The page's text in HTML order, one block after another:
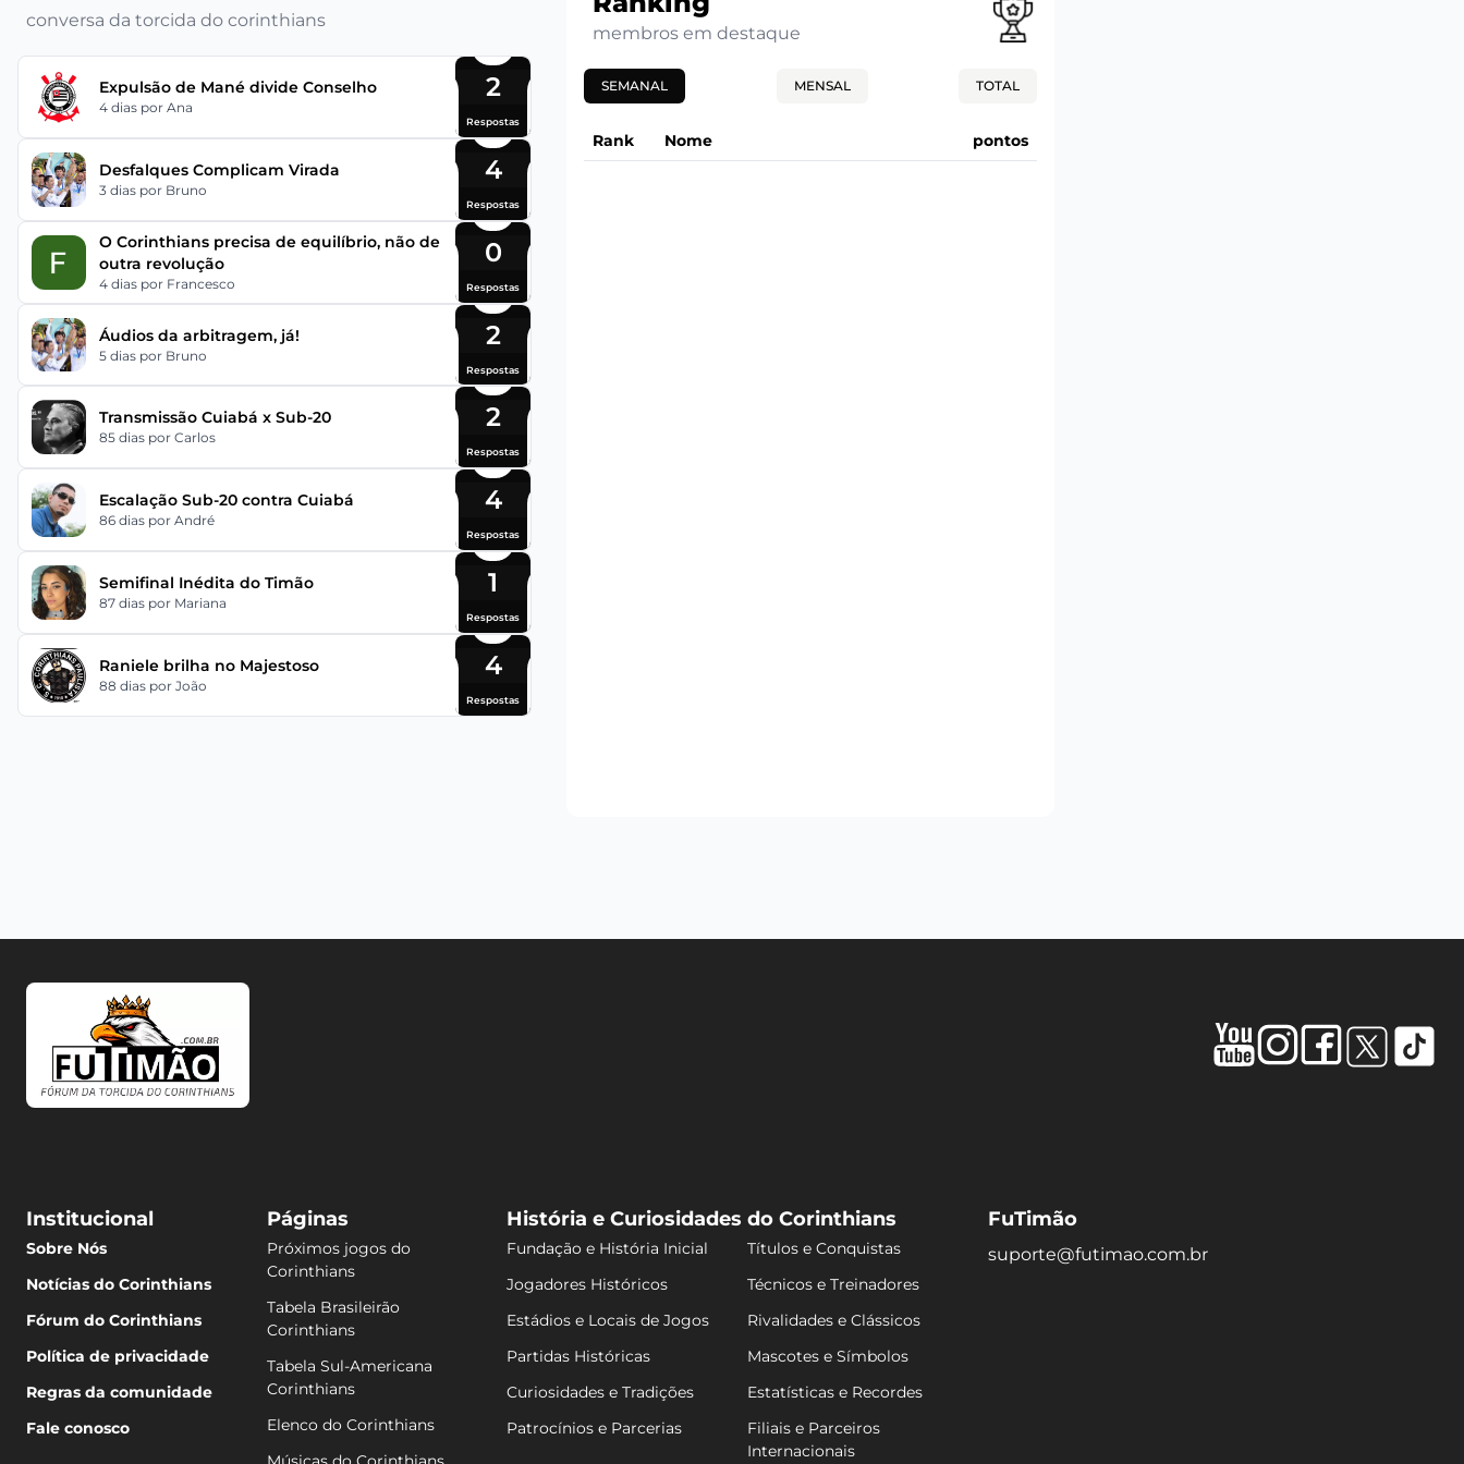
conversa da torcida do corinthians
Expulsão de Mané divide Conselho
4 dias por Ana
2
Respostas
Desfalques Complicam Virada
3 dias por Bruno
4
Respostas
O Corinthians precisa de equilíbrio, não de
outra revolução
4 dias por Francesco
0
Respostas
Áudios da arbitragem, já!
5 dias por Bruno
2
Respostas
Transmissão Cuiabá x Sub-20
85 dias por Carlos
2
Respostas
Escalação Sub-20 contra Cuiabá
86 dias por André
4
Respostas
Semifinal Inédita do Timão
87 dias por Mariana
1
Respostas
Raniele brilha no Majestoso
88 dias por João
4
Respostas
membros em destaque
SEMANAL MENSAL TOTAL
Rank Nome pontos
Institucional
Sobre Nós
Notícias do Corinthians
Fórum do Corinthians
Política de privacidade
Regras da comunidade
Fale conosco
Páginas
Próximos jogos do
Corinthians
Tabela Brasileirão
Corinthians
Tabela Sul-Americana
Corinthians
Elenco do Corinthians
História e Curiosidades do Corinthians
Fundação e História Inicial
Títulos e Conquistas
Jogadores Históricos
Técnicos e Treinadores
Estádios e Locais de Jogos
Rivalidades e Clássicos
Partidas Históricas
Mascotes e Símbolos
Curiosidades e Tradições
Estatísticas e Recordes
Patrocínios e Parcerias
Filiais e Parceiros
Internacionais
FuTimão
suporte@futimao.com.br